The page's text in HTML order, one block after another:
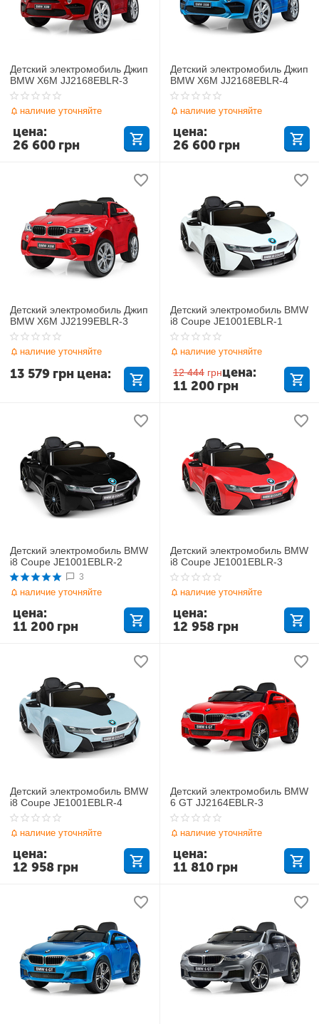
Детский электромобиль Джип
BMW X6M JJ2168EBLR-3
наличие уточняйте
26 600 грн
цена:
Детский электромобиль Джип
BMW X6M JJ2168EBLR-4
наличие уточняйте
26 600 грн
цена:
Детский электромобиль Джип
BMW X6M JJ2199EBLR-3
наличие уточняйте
13 579 грн цена:
Детский электромобиль BMW
i8 Coupe JE1001EBLR-1
наличие уточняйте
12 444 грн
11 200 грн
цена:
Детский электромобиль BMW
i8 Coupe JE1001EBLR-2
3
наличие уточняйте
11 200 грн
цена:
Детский электромобиль BMW
i8 Coupe JE1001EBLR-3
наличие уточняйте
12 958 грн
цена:
Детский электромобиль BMW
i8 Coupe JE1001EBLR-4
наличие уточняйте
12 958 грн
цена:
Детский электромобиль BMW
6 GT JJ2164EBLR-3
наличие уточняйте
11 810 грн
цена: